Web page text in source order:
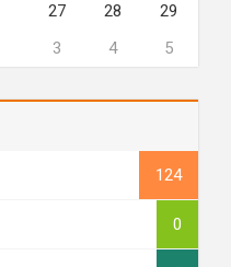
27 28
29
3 4 5
124
0